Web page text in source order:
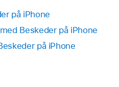
på iPhone
Beskeder på iPhone
på iPhone